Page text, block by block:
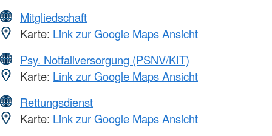
Mitgliedschaft
Karte: Link zur Google Maps Ansicht
Psy. Notfallversorgung (PSNV/KIT)
Karte: Link zur Google Maps Ansicht
Rettungsdienst
Karte: Link zur Google Maps Ansicht